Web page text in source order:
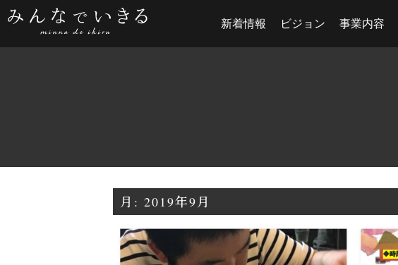
新着情報 ビジョン 事業内容
月: 2019年9月